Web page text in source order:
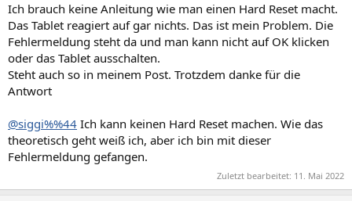
Ich brauch keine Anleitung wie man einen Hard Reset macht.
Das Tablet reagiert auf gar nichts. Das ist mein Problem. Die
Fehlermeldung steht da und man kann nicht auf OK klicken
oder das Tablet ausschalten.
Steht auch so in meinem Post. Trotzdem danke für die
Antwort
@siggi%%44 Ich kann keinen Hard Reset machen. Wie das
theoretisch geht weiß ich, aber ich bin mit dieser
Fehlermeldung gefangen.
Zuletzt bearbeitet: 11. Mai 2022